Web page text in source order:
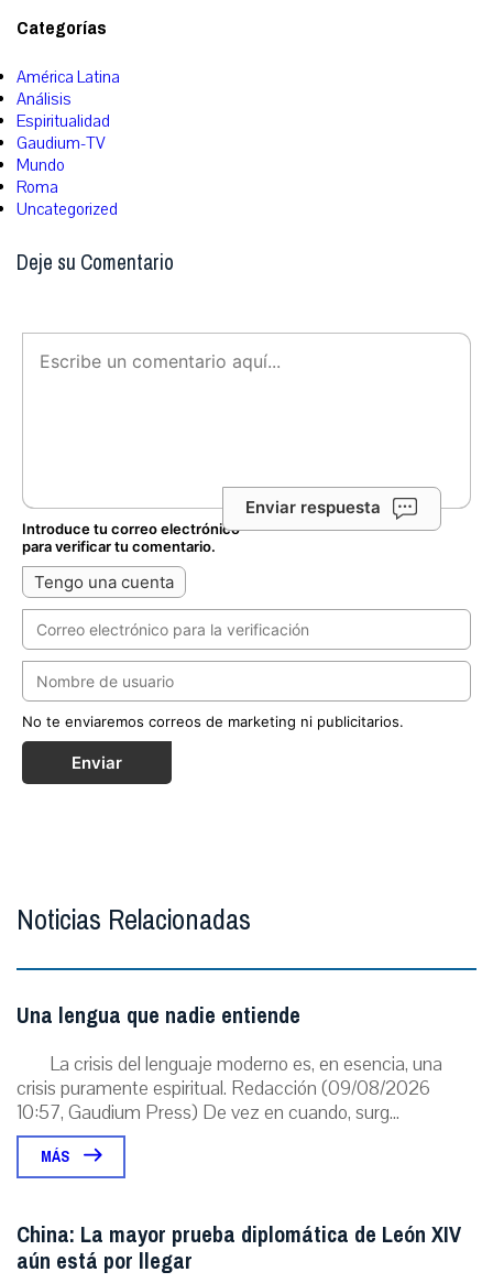
Categorías
América Latina
Análisis
Espiritualidad
Gaudium-TV
Mundo
Roma
Uncategorized
Deje su Comentario
Enviar respuesta
Introduce tu correo electrónico
para verificar tu comentario.
Tengo una cuenta
No te enviaremos correos de marketing ni publicitarios.
Enviar
Noticias Relacionadas
Una lengua que nadie entiende
La crisis del lenguaje moderno es, en esencia, una
crisis puramente espiritual. Redacción (09/08/2026
10:57, Gaudium Press) De vez en cuando, surg...
MÁS
China: La mayor prueba diplomática de León XIV
aún está por llegar